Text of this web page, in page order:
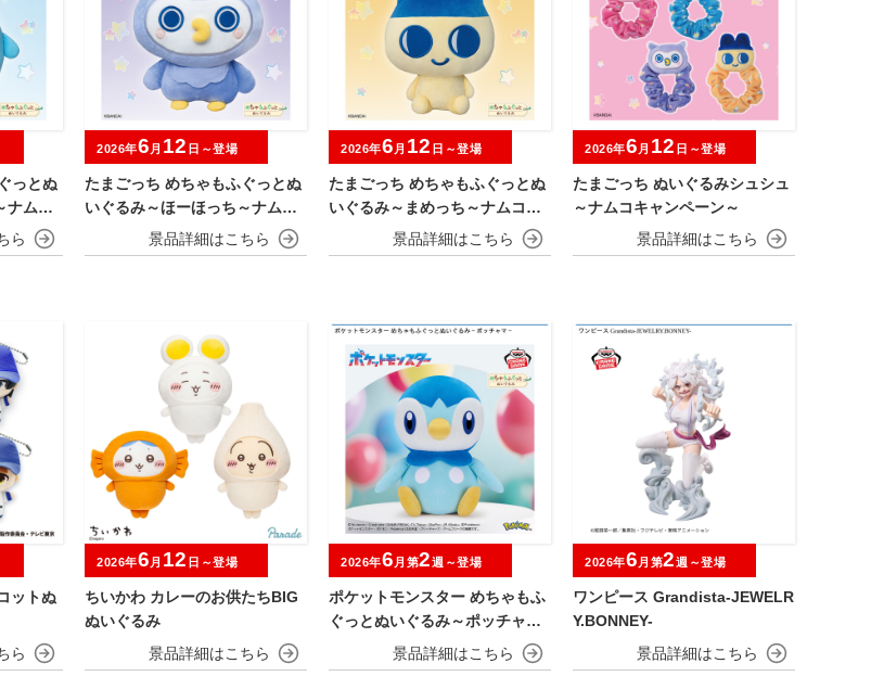
っとぬ
ナムコ
たまごっち めちゃもふぐっとぬ
いぐるみ～ほーほっち～ナムコ
キャンペーン
2026年6 月 12 日～登場
たまごっち めちゃもふぐっとぬ
いぐるみ～まめっち～ナムコキ
ャンペーン
2026年6 月 12 日～登場
たまごっち ぬいぐるみシュシュ
～ナムコキャンペーン～
2026年6 月 12 日～登場
ットぬ
ちいかわ カレーのお供たちBIG
ぬいぐるみ
2026年6 月 12 日～登場
ポケットモンスター めちゃもふ
ぐっとぬいぐるみ～ポッチャマ
2026年6 月第2週～登場
ワンピース Grandista-JEWELR
Y.BONNEY-
2026年6 月第2週～登場